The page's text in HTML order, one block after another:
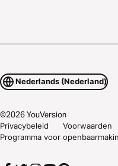
Nederlands (Nederland)
©2026YouVersion
Privacybeleid
Voorwaarden
Programma voor